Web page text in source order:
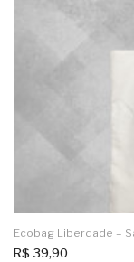
Ecobag Liberdade –
R$ 39,90